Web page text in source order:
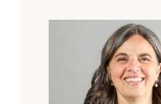
Embodiment = Ein Weg
und Selbstregulation
Embryologische
räumliche Orientierung,
Gravitationsfeld